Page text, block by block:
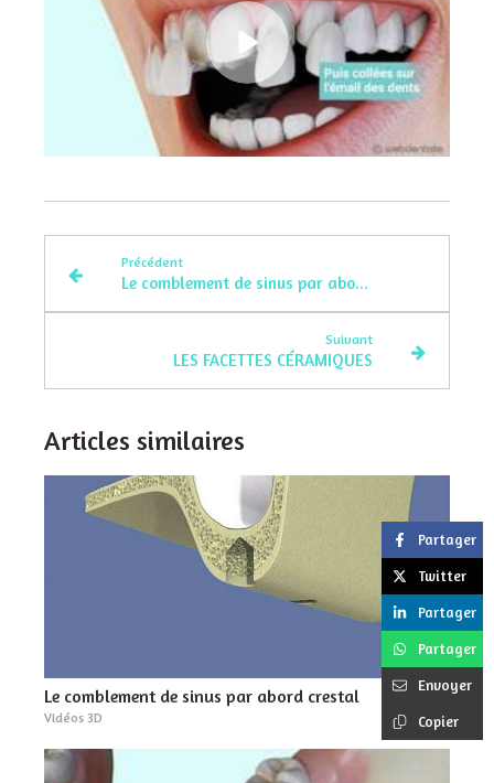
Précédent
Le comblement de sinus par abord crestal
Suivant
LES FACETTES CÉRAMIQUES
Articles similaires
Le comblement de sinus par abord crestal
Vidéos 3D
Partager
Twitter
Partager
Partager
Envoyer
Copier